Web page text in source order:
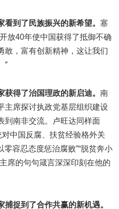
到了民族振兴的新希望。 塞
放40年使中国获得了抵御不确
敢，富有创新精神，这让我们
”
得了治国理政的新启迪。 南
主席探讨执政党基层组织建设
到南非交流。卢旺达同样面
对中国反腐、扶贫经验格外关
零容忍态度惩治腐败”“脱贫奔小
席的句句箴言深深印刻在他的
捉到了合作共赢的新机遇。